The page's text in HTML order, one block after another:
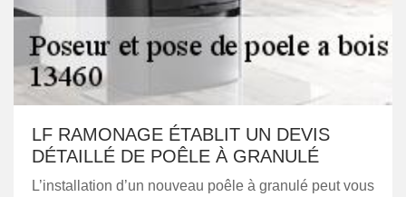
LF RAMONAGE ÉTABLIT UN DEVIS
DÉTAILLÉ DE POÊLE À GRANULÉ
L’installation d’un nouveau poêle à granulé peut vous